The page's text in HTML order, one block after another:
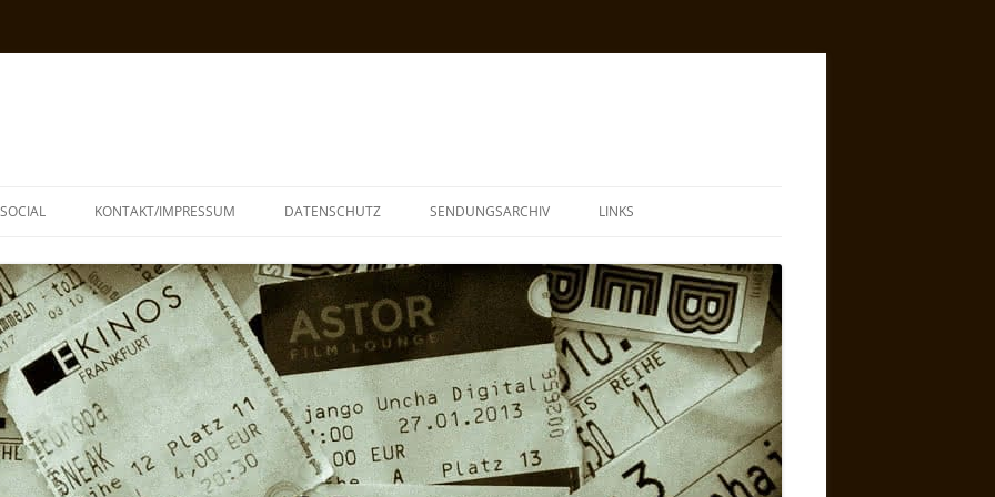
SOCIAL KONTAKT/IMPRESSUM DATENSCHUTZ SENDUNGSARCHIV LINKS